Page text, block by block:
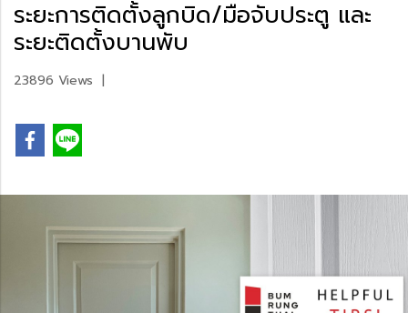
ระยะการติดตั้งลูกบิด/มือจับประตู และ
ระยะติดตั้งบานพับ
23896 Views |